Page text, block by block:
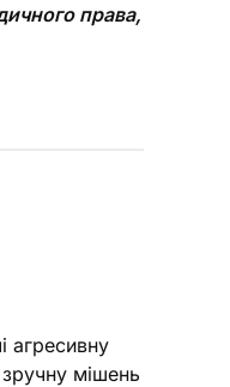
права,
агресивну
мішень